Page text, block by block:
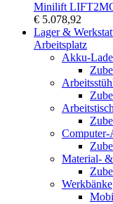
Minilift
€ 5.078,92
Lager &
Arbeitsplatz
Akku-
Computer-
Material-
Werkbänke